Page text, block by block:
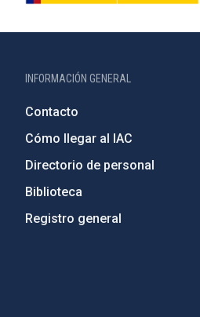
INFORMACIÓN GENERAL
Contacto
Cómo llegar al IAC
Directorio de personal
Biblioteca
Registro general